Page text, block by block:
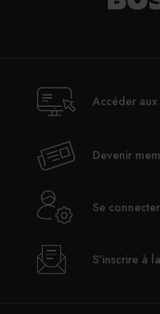
Accéder
Devenir
Se connecter
S'inscrire à